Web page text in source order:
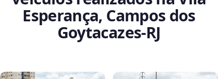
Esperança, Campos dos
Goytacazes‑RJ